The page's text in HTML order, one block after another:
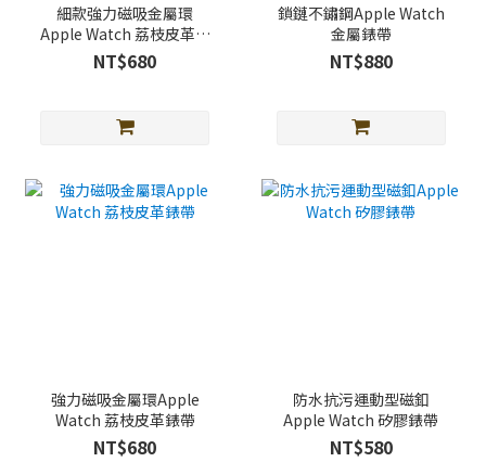
細款強力磁吸金屬環
Apple Watch 荔枝皮革錶
帶
NT$680
鎖鏈不鏽鋼Apple Watch
金屬錶帶
NT$880
強力磁吸金屬環Apple
Watch 荔枝皮革錶帶
NT$680
防水抗污運動型磁釦
Apple Watch 矽膠錶帶
NT$580